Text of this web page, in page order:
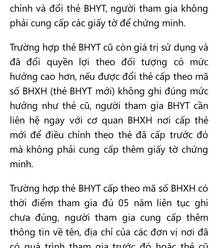
chỉnh và đổi thẻ BHYT, người tham gia không
phải cung cấp các giấy tờ để chứng minh.
Trường hợp thẻ BHYT cũ còn giá trị sử dụng và
đã đổi quyền lợi theo đối tượng có mức
hưởng cao hơn, nếu được đổi thẻ cấp theo mã
số BHXH (thẻ BHYT mới) không ghi đúng mức
hưởng như thẻ cũ, người tham gia BHYT cần
liên hệ ngay với cơ quan BHXH nơi cấp thẻ
mới để điều chỉnh theo thẻ đã cấp trước đó
mà không phải cung cấp thêm giấy tờ chứng
minh.
Trường hợp thẻ BHYT cấp theo mã số BHXH có
thời điểm tham gia đủ 05 năm liên tục ghi
chưa đúng, người tham gia cung cấp thêm
thông tin về tên, địa chỉ của các đơn vị nơi đã